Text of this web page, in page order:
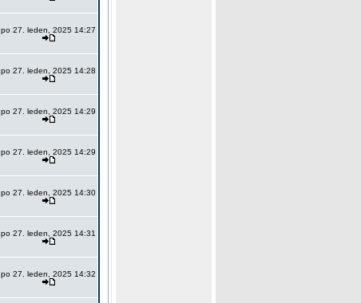
po 27. leden, 2025 14:27
po 27. leden, 2025 14:28
po 27. leden, 2025 14:29
po 27. leden, 2025 14:29
po 27. leden, 2025 14:30
po 27. leden, 2025 14:31
po 27. leden, 2025 14:32